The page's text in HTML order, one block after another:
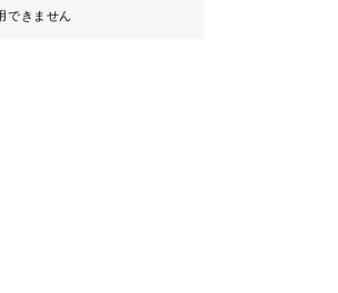
できません